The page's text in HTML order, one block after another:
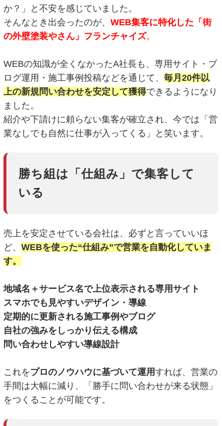
か？」と不安を感じていました。
そんなとき出会ったのが、WEB集客に特化した「街
の外壁塗装やさん」フランチャイズ。
WEBの知識が全くなかったA社長も、専用サイト・ブ
ログ運用・施工事例投稿などを通じて、毎月20件以
上の新規問い合わせを安定して獲得できるようになり
ました。
紹介や下請けに頼らない集客が確立され、今では「営
業なしでも自然に仕事が入ってくる」と笑います。
勝ち組は「仕組み」で集客して
いる
売上を安定させている会社は、必ずと言っていいほ
ど、WEBを使った“仕組み”で営業を自動化していま
す。
地域名＋サービス名で上位表示される専用サイト
スマホでも見やすいデザイン・導線
定期的に更新される施工事例やブログ
自社の強みをしっかり伝える構成
問い合わせしやすい導線設計
これをプロのノウハウに基づいて運用すれば、営業の
手間は大幅に減り、「勝手に問い合わせが来る状態」
をつくることが可能です。